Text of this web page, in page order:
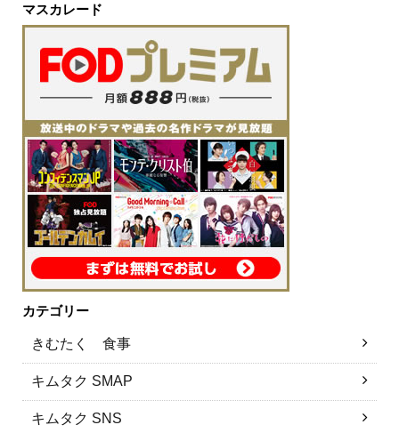
マスカレード
カテゴリー
きむたく 食事
キムタク SMAP
キムタク SNS